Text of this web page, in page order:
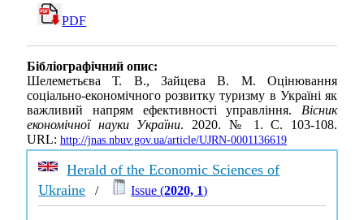
PDF
Бібліографічний опис:
Шелеметьєва Т. В., Зайцева В. М. Оцінювання
соціально-економічного розвитку туризму в Україні як
важливий напрям ефективності управління. Вісник
економічної науки України. 2020. № 1. С. 103-108.
URL: http://jnas.nbuv.gov.ua/article/UJRN-0001136619
Herald of the Economic Sciences of
Ukraine / Issue (2020, 1)